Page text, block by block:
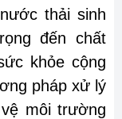
thải sinh
đến chất
khỏe cộng
pháp xử lý
môi trường